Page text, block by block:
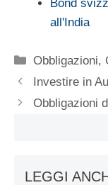
Bond
all'India
Categorie
Obbligazioni,
Investire in
Obbligazioni
LEGGI